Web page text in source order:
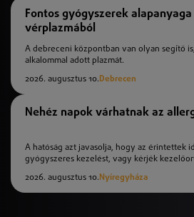
Fontos gyógyszerek alapanyaga
vérplazmából
A debreceni központban van olyan segítő
alkalommal adott plazmát.
2026. augusztus 10.Debrecen
Nehéz napok várhatnak az
A hatóság azt javasolja, hogy az érintettek
gyógyszeres kezelést, vagy kérjék
2026. augusztus 10. Nyíregyháza